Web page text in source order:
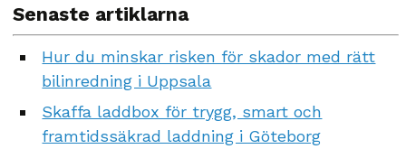
Senaste artiklarna
Hur du minskar risken för skador med rätt
bilinredning i Uppsala
Skaffa laddbox för trygg, smart och
framtidssäkrad laddning i Göteborg